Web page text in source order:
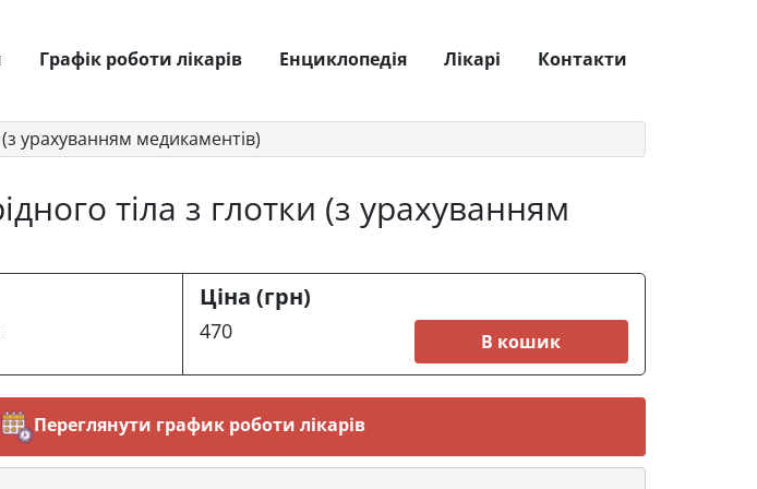
Графік роботи лікарів Енциклопедія Лікарі Контакти
урахуванням медикаментів)
тіла з глотки (з урахуванням
Ціна (грн)
470 В кошик
Переглянути график роботи лікарів